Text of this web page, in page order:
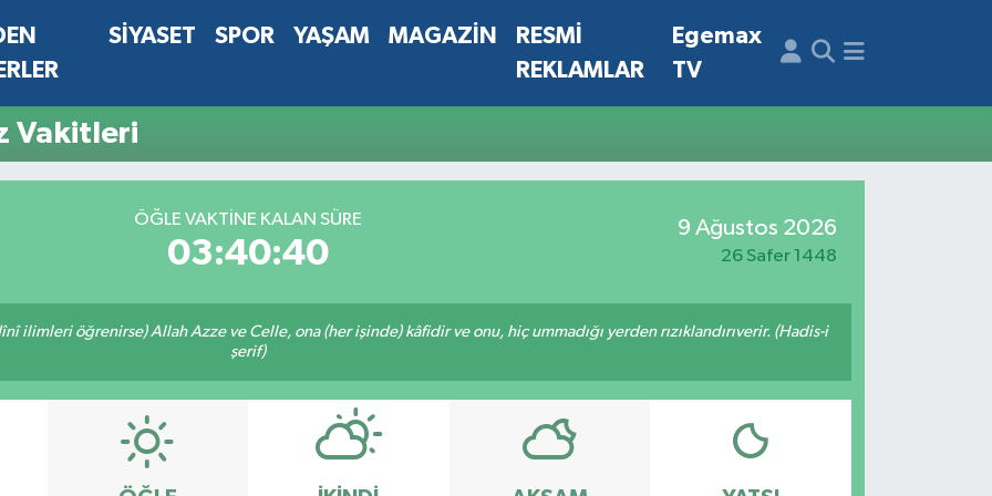
SİYASET SPOR YAŞAM MAGAZİN
RESMİ
REKLAMLAR
Egemax
TV
Vakitleri
ÖĞLE VAKTINE KALAN SÜRE
03:40:40
9 Ağustos 2026
26 Safer 1448
ilimleri öğrenirse) Allah Azze ve Celle, ona (her işinde) kâfidir ve onu, hiç ummadığı yerden rızıklandırıverir. (Hadis-i
şerif)